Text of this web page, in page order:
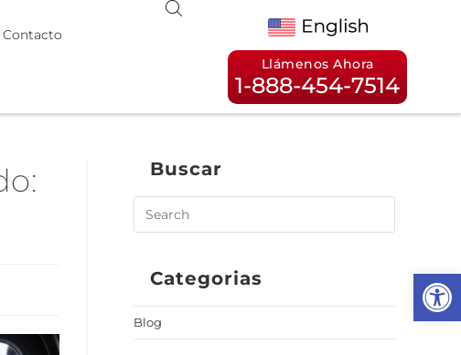
Llámenos Ahora
1-888-454-7514
Contacto
Buscar
Categorias
Blog